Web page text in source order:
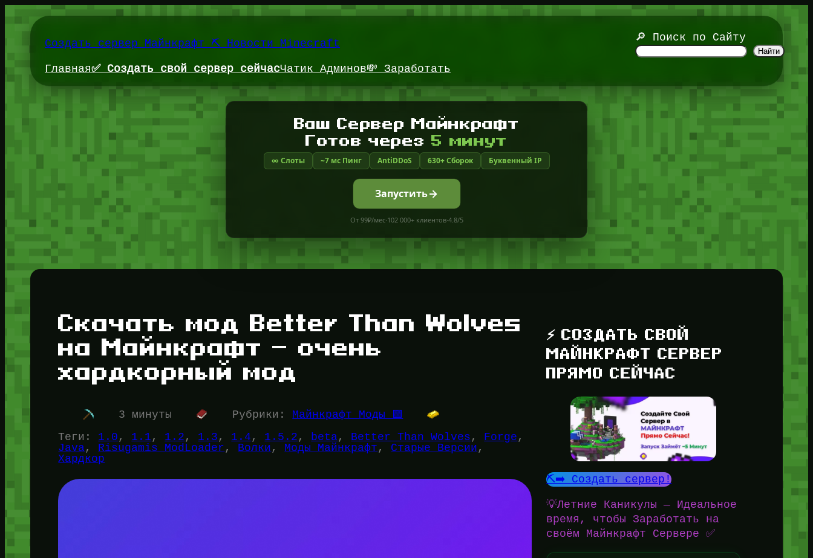
Перейти
содержимомуСоздать сервер Майнкрафт ⛏️ Новости Minecraft
🔎 Поиск по Сайту
Найти
Главная✅ Создать свой сервер сейчасЧатик Админов💸 Заработать
Ваш Сервер Майнкрафт
Готов через5 минут
∞ Слоты ~7 мс Пинг AntiDDoS 630+ Сборок Буквенный IP
Запустить
От 99₽/мес·102 000+ клиентов·4.8/5
Скачать мод Better Than Wolves
на Майнкрафт — очень
хардкорный мод
3 минуты Рубрики: Майнкрафт Моды 🟩
Теги: 1.0 , 1.1 , 1.2 , 1.3 , 1.4 , 1.5.2 , beta, Better Than Wolves , Forge
Java, Risugamis ModLoader , Волки , Моды Майнкрафт , Старые Версии
Хардкор
⚡ СОЗДАТЬ СВОЙ
МАЙНКРАФТ СЕРВЕР
ПРЯМО СЕЙЧАС
⛏️➡️ Создать сервер!
💡Летние Каникулы — Идеальное
время, чтобы Заработать на
своём Майнкрафт Сервере ✅